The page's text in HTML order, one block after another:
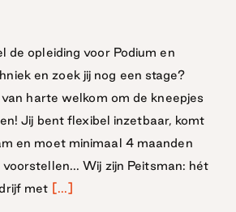
de opleiding voor Podium en
en zoek jij nog een stage?
harte welkom om de kneepjes
Jij bent flexibel inzetbaar, komt
en moet minimaal 4 maanden
Wij zijn Peitsman: hét
met [...]